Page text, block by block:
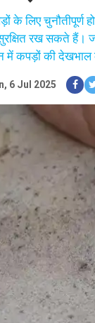
के लिए
रख सकते हैं।
कपड़ों की देखभाल
6 Jul 2025